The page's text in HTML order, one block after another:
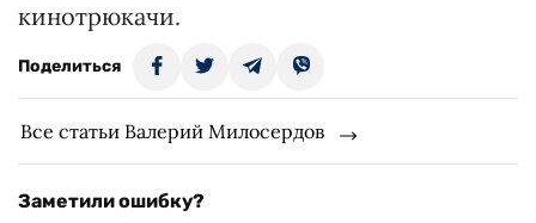
кинотрюкачи.
Поделиться
Все статьи Валерий Милосердов
Заметили ошибку?